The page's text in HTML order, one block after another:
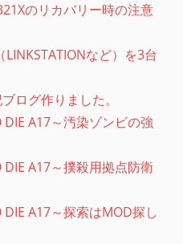
のリカバリー時の注意
など）を3台
ログ作りました。
A17～汚染ゾンビの強
A17～撲殺用拠点防衛
A17～探索はMOD探し